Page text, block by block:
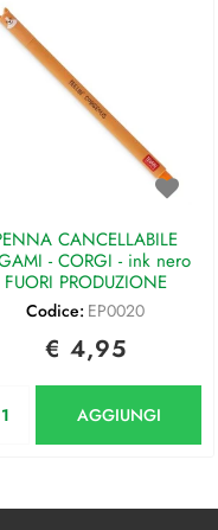
CANCELLABILE
- CORGI - ink nero
FUORI PRODUZIONE
Codice: EP0020
€ 4,95
AGGIUNGI